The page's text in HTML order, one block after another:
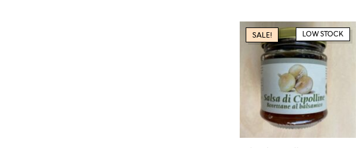
SALE! LOW STOCK